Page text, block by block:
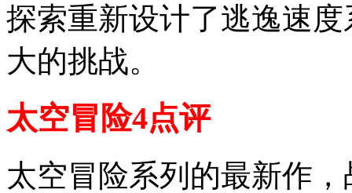
探索重新设计了逃逸速
大的挑战。
太空冒险4点评
太空冒险系列的最新作